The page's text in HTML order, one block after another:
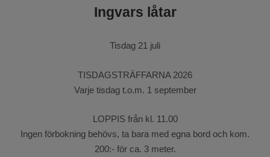
Ingvars låtar
Tisdag 21 juli
TISDAGSTRÄFFARNA 2026
Varje tisdag t.o.m. 1 september
LOPPIS från kl. 11.00
Ingen förbokning behövs, ta bara med egna bord och kom.
200:- för ca. 3 meter.